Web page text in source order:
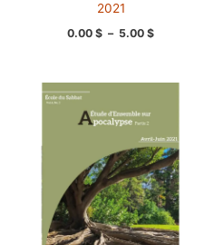
2021
0.00 $ – 5.00 $